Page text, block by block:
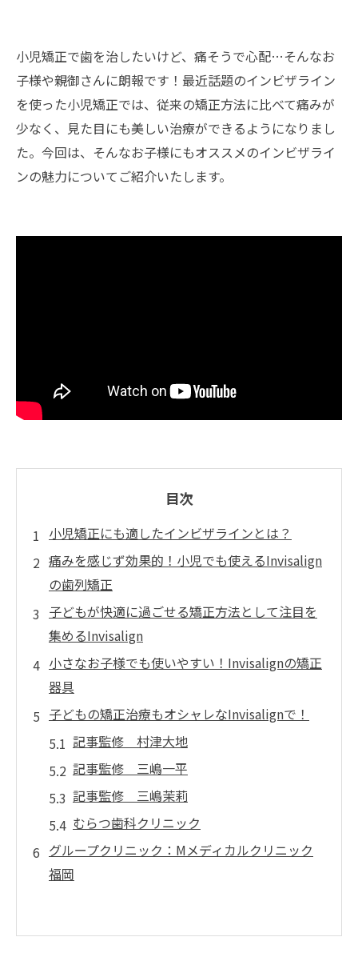
小児矯正で歯を治したいけど、痛そうで心配…そんなお
子様や親御さんに朗報です！最近話題のインビザライン
を使った小児矯正では、従来の矯正方法に比べて痛みが
少なく、見た目にも美しい治療ができるようになりまし
た。今回は、そんなお子様にもオススメのインビザライ
ンの魅力についてご紹介いたします。
目次
小児矯正にも適したインビザラインとは？
痛みを感じず効果的！小児でも使えるInvisalign
の歯列矯正
子どもが快適に過ごせる矯正方法として注目を
集めるInvisalign
小さなお子様でも使いやすい！Invisalignの矯正
器具
子どもの矯正治療もオシャレなInvisalignで！
記事監修 村津大地
記事監修 三嶋一平
記事監修 三嶋茉莉
むらつ歯科クリニック
グループクリニック：Mメディカルクリニック
福岡